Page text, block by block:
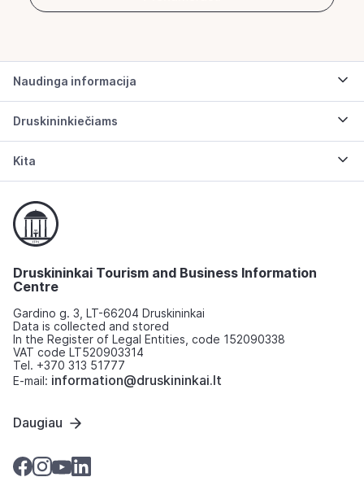
Naudinga informacija
Druskininkiečiams
Kita
Druskininkai Tourism and Business Information
Centre
Gardino g. 3, LT-66204 Druskininkai
Data is collected and stored
In the Register of Legal Entities, code 152090338
VAT code LT520903314
Tel. +370 313 51777
E-mail: information@druskininkai.lt
Daugiau